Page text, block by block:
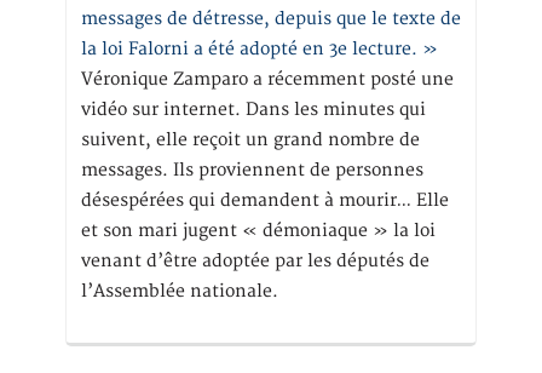
messages de détresse, depuis que le texte de
la loi Falorni a été adopté en 3e lecture. »
Véronique Zamparo a récemment posté une
vidéo sur internet. Dans les minutes qui
suivent, elle reçoit un grand nombre de
messages. Ils proviennent de personnes
désespérées qui demandent à mourir… Elle
et son mari jugent « démoniaque » la loi
venant d’être adoptée par les députés de
l’Assemblée nationale.